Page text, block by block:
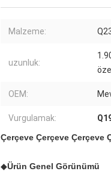
Malzeme:
uzunluk:
OEM:
Vurgulamak:
Çerçeve Çerçeve Çerçeve
◆Ürün Genel Görünümü